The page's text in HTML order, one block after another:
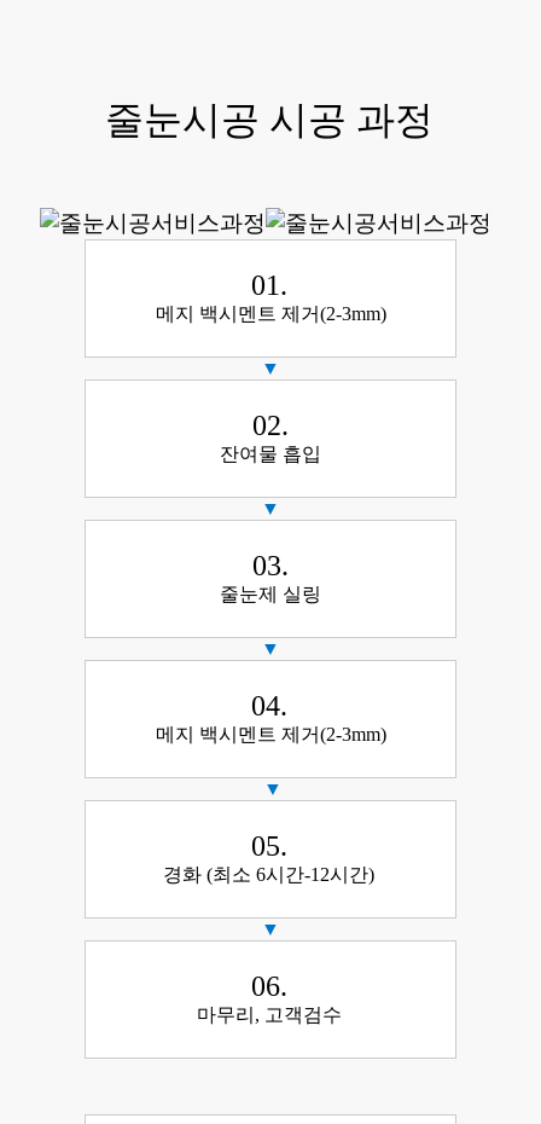
줄눈시공 시공 과정
01.
메지 백시멘트 제거(2-3mm)
▼
02.
잔여물 흡입
▼
03.
줄눈제 실링
▼
04.
메지 백시멘트 제거(2-3mm)
▼
05.
경화 (최소 6시간-12시간)
▼
06.
마무리, 고객검수